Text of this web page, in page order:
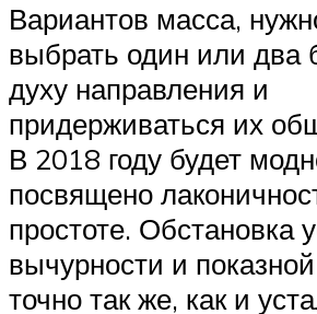
Вариантов масса,
выбрать один или два
духу направления и
придерживаться их
В 2018 году будет
посвящено
простоте. Обстановка
вычурности и
точно так же, как и